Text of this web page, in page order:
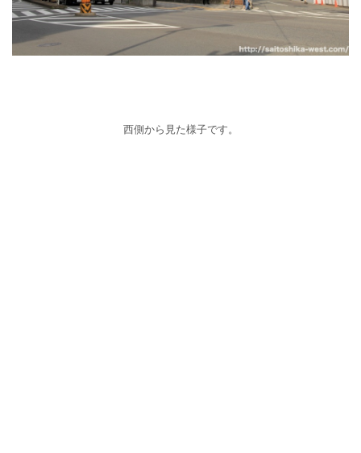
西側から見た様子です。